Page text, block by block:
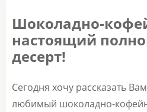
Шоколадно-
настоящий
десерт!
Сегодня хочу рассказать
любимый шоколадно-